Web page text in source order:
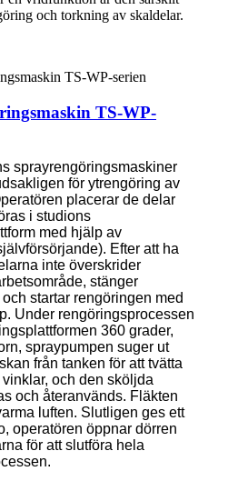
och torkning av skaldelar.
TS-WP-
sprayrengöringsmaskiner
för ytrengöring av
placerar de delar
i studions
med hjälp av
Efter att ha
inte överskrider
stänger
startar rengöringen med
Under rengöringsprocessen
360 grader,
spraypumpen suger ut
från tanken för att tvätta
och den sköljda
och återanvänds. Fläkten
luften. Slutligen ges ett
operatören öppnar dörren
för att slutföra hela